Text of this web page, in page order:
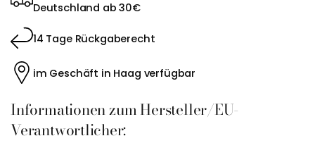
Deutschland ab 30€
14 Tage Rückgaberecht
im Geschäft in Haag verfügbar
Informationen zum Hersteller/EU-
Verantwortlicher: